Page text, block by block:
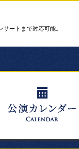
ートまで対応可能。